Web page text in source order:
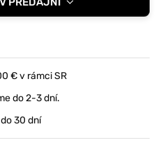
rýchloupínaciu sponu.
v tme.
ID štítkov a pod.
cm
€ v rámci SR
do 2-3 dní.
do 30 dní